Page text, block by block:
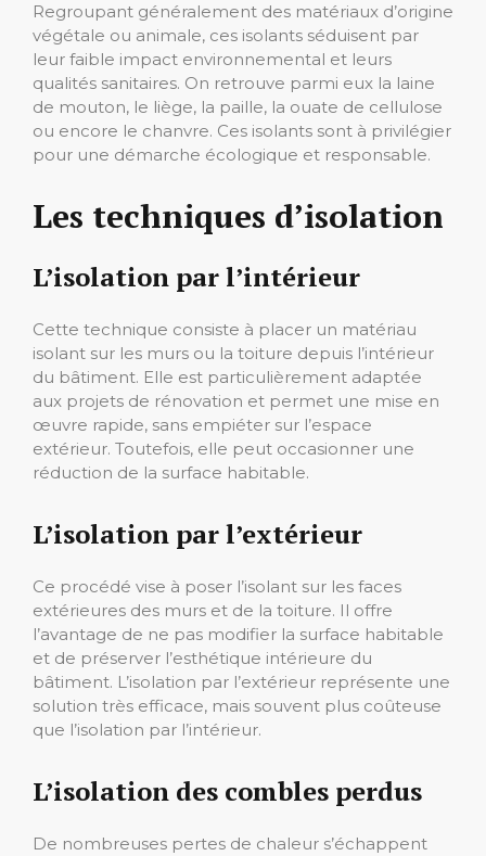
Regroupant généralement des matériaux d’origine
végétale ou animale, ces isolants séduisent par
leur faible impact environnemental et leurs
qualités sanitaires. On retrouve parmi eux la laine
de mouton, le liège, la paille, la ouate de cellulose
ou encore le chanvre. Ces isolants sont à privilégier
pour une démarche écologique et responsable.
Les techniques d’isolation
L’isolation par l’intérieur
Cette technique consiste à placer un matériau
isolant sur les murs ou la toiture depuis l’intérieur
du bâtiment. Elle est particulièrement adaptée
aux projets de rénovation et permet une mise en
œuvre rapide, sans empiéter sur l’espace
extérieur. Toutefois, elle peut occasionner une
réduction de la surface habitable.
L’isolation par l’extérieur
Ce procédé vise à poser l’isolant sur les faces
extérieures des murs et de la toiture. Il offre
l’avantage de ne pas modifier la surface habitable
et de préserver l’esthétique intérieure du
bâtiment. L’isolation par l’extérieur représente une
solution très efficace, mais souvent plus coûteuse
que l’isolation par l’intérieur.
L’isolation des combles perdus
De nombreuses pertes de chaleur s’échappent